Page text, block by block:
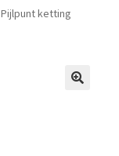
Pijlpunt ketting